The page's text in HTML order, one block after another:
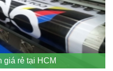
giá rẻ tại HCM